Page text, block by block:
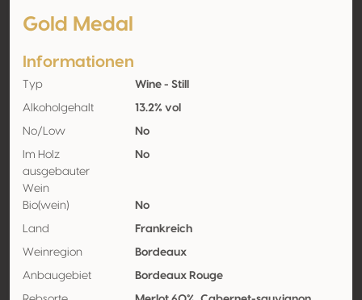
Gold Medal
Informationen
Typ Wine - Still
Alkoholgehalt 13.2% vol
No/Low No
Im Holz
ausgebauter
Wein
No
Bio(wein) No
Land Frankreich
Weinregion Bordeaux
Anbaugebiet Bordeaux Rouge